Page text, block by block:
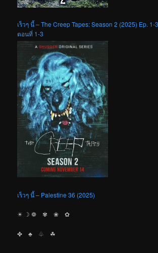
เร็วๆ นี้ – The Creep Tapes: Season 2 (2025) Ep.
ตอนที่ 1-3
เร็วๆ นี้ – Palestine 36 (2025)
☀︎ ☽ ❁ ✾ ❀ ✿
✤ ♣︎ ♧ ☘︎